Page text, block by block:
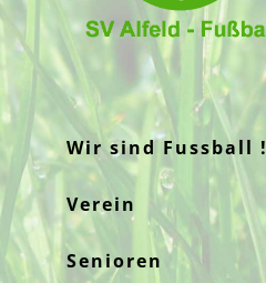
Wir sind Fussball !
Verein
Senioren